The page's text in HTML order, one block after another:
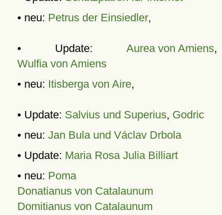
• neu: Petrus der Einsiedler,
• Update: Aurea von Amiens,
Wulfia von Amiens
• neu: Itisberga von Aire,
• Update: Salvius und Superius, Godric
• neu: Jan Bula und Václav Drbola
• Update: Maria Rosa Julia Billiart
• neu: Poma
Donatianus von Catalaunum
Domitianus von Catalaunum